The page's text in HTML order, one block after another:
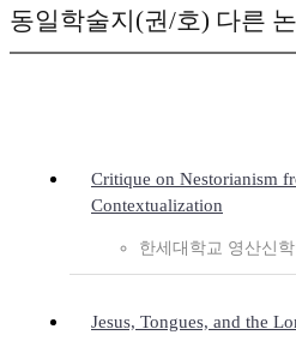
동일학술지(권/호) 다른
Critique on Nestorianism
Contextualization
한세대학교 영산신
Jesus, Tongues, and the